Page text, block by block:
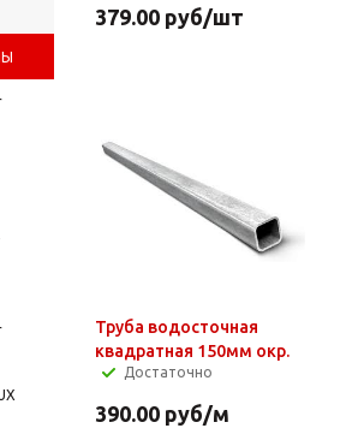
379.00 руб/шт
Труба водосточная
квадратная 150мм окр.
Достаточно
390.00 руб/м